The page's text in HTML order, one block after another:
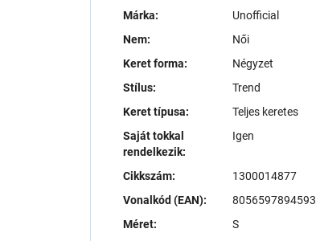
Márka:
Unofficial
Nem:
Női
Keret forma:
Négyzet
Stílus:
Trend
Keret típusa:
Teljes keretes
Saját tokkal
rendelkezik:
Igen
Cikkszám:
1300014877
Vonalkód (EAN):
8056597894593
Méret:
S